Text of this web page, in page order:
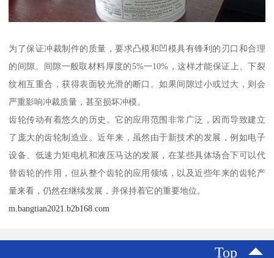
为了保证冲裁制件的质量，要求凸模和凹模具有锋利的刃口和合理
的间隙。间隙一般取材料厚度的5%一10%，这样才能保证上、下裂
纹相互重合，获得表面较光滑的断口。如果间隙过小或过大，则会
严重影响冲裁质量，甚至损坏冲模。
齿轮传动有着悠久的历史。它的应用范围非常广泛，因而导致建立
了庞大的齿轮制造业。近年来，虽然由于新技术的发展，例如电子
设备、低速力矩电机和液压马达的发展，在某些具体场合下可以代
替齿轮的作用，但从整个齿轮的应用领域，以及近些年来的齿轮产
量来看，仍然在继续发展，并保持着它的重要地位。
m.bangtian2021.b2b168.com
Top